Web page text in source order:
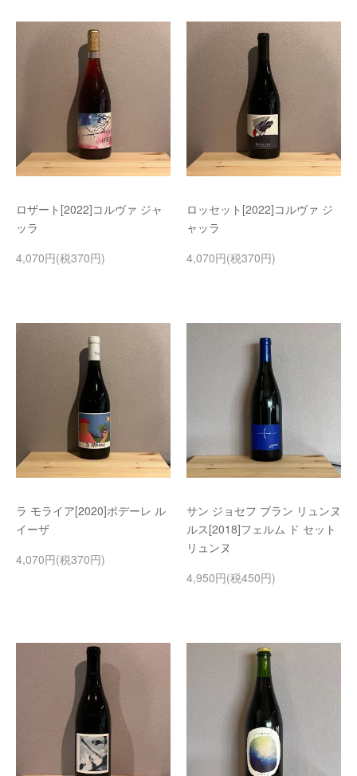
ロザート[2022]コルヴァ ジャ
ッラ
4,070円(税370円)
ロッセット[2022]コルヴァ ジ
ャッラ
4,070円(税370円)
ラ モライア[2020]ポデーレ ル
イーザ
4,070円(税370円)
サン ジョセフ ブラン リュンヌ
ルス[2018]フェルム ド セット
リュンヌ
4,950円(税450円)